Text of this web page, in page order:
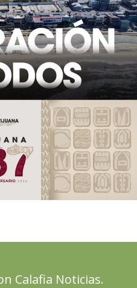
Calafia Noticias.